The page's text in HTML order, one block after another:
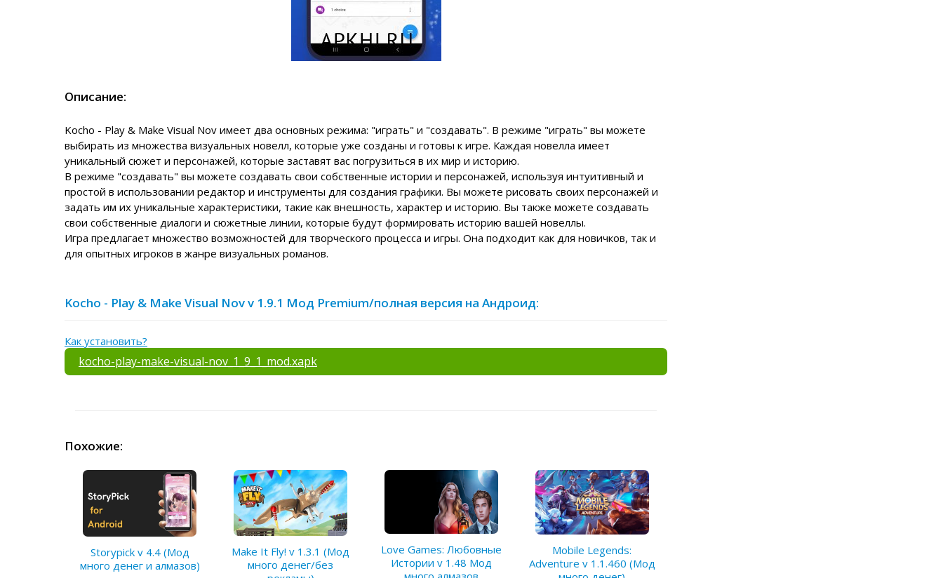
Описание:
Kocho - Play & Make Visual Nov имеет два основных режима: "играть" и "создавать". В режиме "играть" вы можете
выбирать из множества визуальных новелл, которые уже созданы и готовы к игре. Каждая новелла имеет
уникальный сюжет и персонажей, которые заставят вас погрузиться в их мир и историю.
В режиме "создавать" вы можете создавать свои собственные истории и персонажей, используя интуитивный и
простой в использовании редактор и инструменты для создания графики. Вы можете рисовать своих персонажей и
задать им их уникальные характеристики, такие как внешность, характер и историю. Вы также можете создавать
свои собственные диалоги и сюжетные линии, которые будут формировать историю вашей новеллы.
Игра предлагает множество возможностей для творческого процесса и игры. Она подходит как для новичков, так и
для опытных игроков в жанре визуальных романов.
Kocho - Play & Make Visual Nov v 1.9.1 Мод Premium/полная версия на Андроид:
Как установить?
kocho-play-make-visual-nov_1_9_1_mod.xapk
Похожие:
Storypick v 4.4 (Мод
много денег и алмазов)
Make It Fly! v 1.3.1 (Мод
много денег/без
Love Games: Любовные
Истории v 1.48 Мод
Mobile Legends:
Adventure v 1.1.460 (Мод